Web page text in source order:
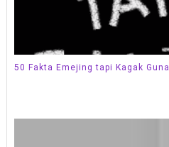
50 Fakta Emejing tapi Kagak Guna